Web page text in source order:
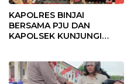
KAPOLRES BINJAI
BERSAMA PJU DAN
KAPOLSEK KUNJUNGI